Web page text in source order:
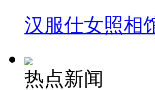
汉服仕女照相
热点新闻